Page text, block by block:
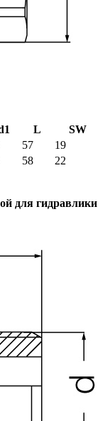
L
SW
57
19
58 22
для гидравлики